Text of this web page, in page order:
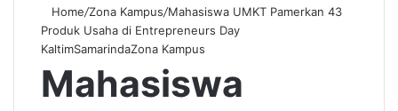
Home/Zona Kampus/Mahasiswa UMKT Pamerkan 43
Produk Usaha di Entrepreneurs Day
KaltimSamarindaZona Kampus
Mahasiswa